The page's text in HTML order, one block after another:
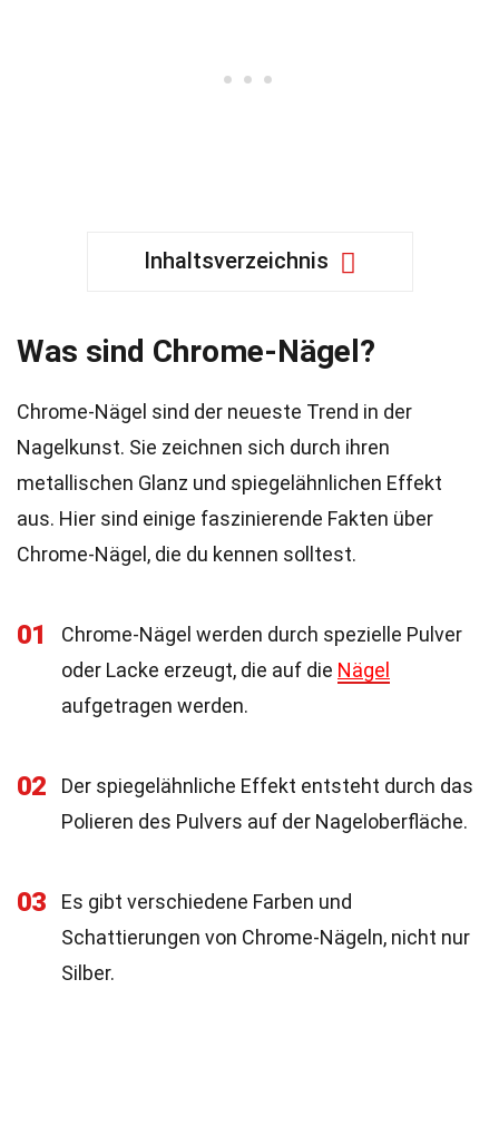
Inhaltsverzeichnis
Was sind Chrome-Nägel?
Chrome-Nägel sind der neueste Trend in der
Nagelkunst. Sie zeichnen sich durch ihren
metallischen Glanz und spiegelähnlichen Effekt
aus. Hier sind einige faszinierende Fakten über
Chrome-Nägel, die du kennen solltest.
01
Chrome-Nägel werden durch spezielle Pulver
oder Lacke erzeugt, die auf die Nägel
aufgetragen werden.
02
Der spiegelähnliche Effekt entsteht durch das
Polieren des Pulvers auf der Nageloberfläche.
03
Es gibt verschiedene Farben und
Schattierungen von Chrome-Nägeln, nicht nur
Silber.